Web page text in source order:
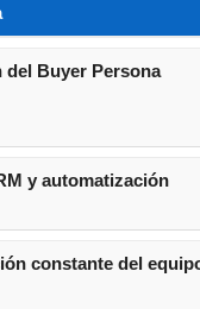
del Buyer Persona
y automatización
constante del